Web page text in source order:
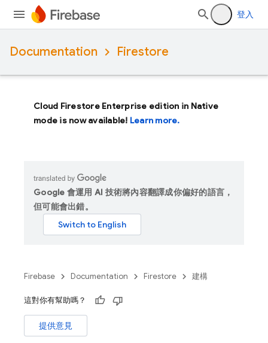
登入
Documentation Firestore
Cloud Firestore Enterprise edition in Native
mode is now available! Learn more.
Google 會運用 AI 技術將內容翻譯成你偏好的語言，
但可能會出錯。
Firebase Documentation Firestore 建構
這對你有幫助嗎？
提供意見